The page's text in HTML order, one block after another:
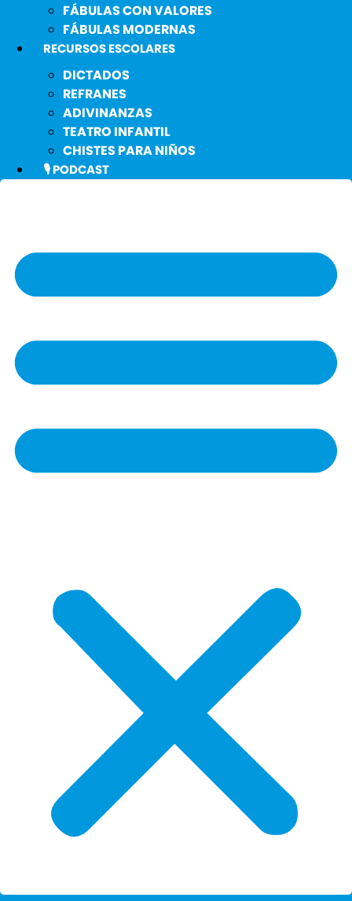
FÁBULAS CON VALORES
FÁBULAS MODERNAS
RECURSOS ESCOLARES
DICTADOS
REFRANES
ADIVINANZAS
TEATRO INFANTIL
CHISTES PARA NIÑOS
🎙️ PODCAST